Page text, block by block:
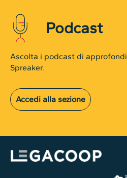
Podcast
Ascolta i podcast di
Spreaker.
Accedi alla sezione